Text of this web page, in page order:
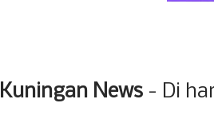
Kuningan News - Di